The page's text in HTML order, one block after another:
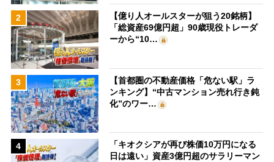
2
【億り人オールスターが狙う20銘柄】
「総資産69億円超」90歳現役トレーダ
ーから“10…
3
【首都圏の不動産価格「危ない駅」ラ
ンキング】“中古マンション売れ行き鈍
化”のワー…
4
「キオクシアが再び株価10万円になる
日は遠い」資産3億円超のサラリーマン